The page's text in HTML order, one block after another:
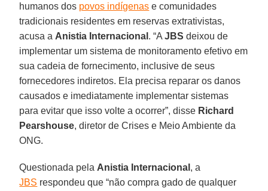
humanos dos povos indígenas e comunidades
tradicionais residentes em reservas extrativistas,
acusa a Anistia Internacional . “AJBS deixou de
implementar um sistema de monitoramento efetivo em
sua cadeia de fornecimento, inclusive de seus
fornecedores indiretos. Ela precisa reparar os danos
causados e imediatamente implementar sistemas
para evitar que isso volte a ocorrer”, disse Richard
Pearshouse, diretor de Crises e Meio Ambiente da
ONG.
Questionada pela Anistia Internacional , a
JBS respondeu que “não compra gado de qualquer